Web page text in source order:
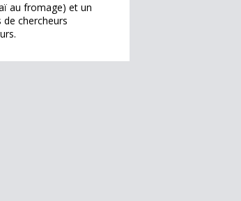
au fromage) et un
chercheurs